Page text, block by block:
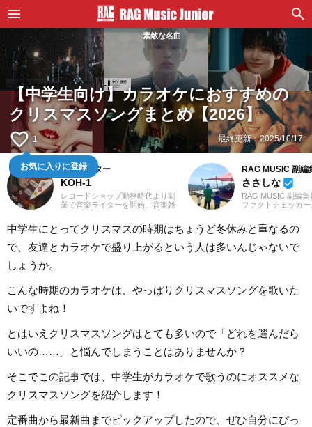
素敵な名曲
【中学生向け】カラオケにおすすめの
クリスマスソングまとめ【2026】
favorite_border 1
お気に入りに登録
最終更新：2025/10/17
音楽ライター
KOH-1
レコードショップ勤務時代より副
業で音楽ライターを開始、音楽雑
にwebメディアなどへの寄稿を18
年以上担当。ライターとしては洋
楽が主戦場ですが、音楽リスナー
としては35年以上「好きなものが
当するベーシストという立ち位置
でした。演奏経験のある楽器はベ
ース、ギター、ピアノ。40代半ば
から英語の勉強を開始、現在も継
RAG MUSIC 副編
ささしな beenhere
RAG MUSIC 副編
ファクトチェッカ
します。学生時代
専門学校で音響・
出からクリエイテ
畑にて経験を積み
様な業務に取り組
しながら、子供向
に担当しています
さんのお役に立て
中学生にとってクリスマスの時期はちょうど冬休みと重なるの
で、友達とカラオケで盛り上がるという人は多いんじゃないで
しょうか。
こんな時期のカラオケは、やっぱりクリスマスソングを歌いた
いですよね！
とはいえクリスマスソングはとても多いので「どれを選んだら
いいの……」と悩んでしまうことはありませんか？
そこでこの記事では、中学生がカラオケで歌うのにオススメな
クリスマスソングを紹介します！
定番曲から最新曲までピックアップしたので、ぜひ自分にぴっ